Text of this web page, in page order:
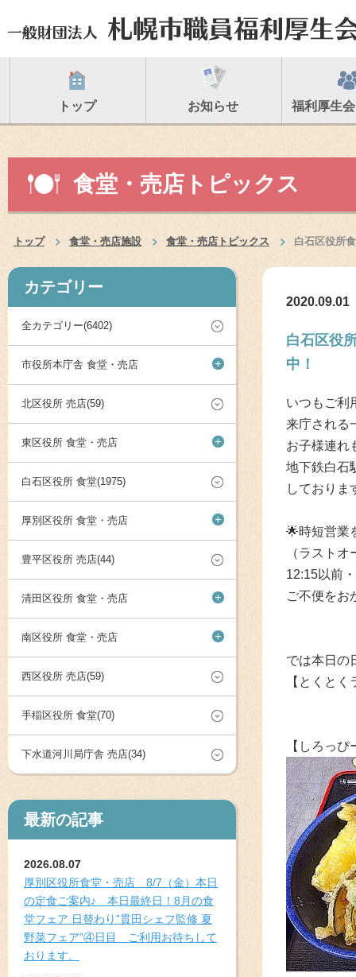
トップ お知らせ 福利厚生
食堂・売店トピックス
トップ 食堂・売店施設 食堂・売店トピックス 白石区役所
カテゴリー
全カテゴリー(6402)
市役所本庁舎 食堂・売店 +
北区役所 売店(59)
東区役所 食堂・売店 +
白石区役所 食堂(1975)
厚別区役所 食堂・売店 +
豊平区役所 売店(44)
清田区役所 食堂・売店 +
南区役所 食堂・売店 +
西区役所 売店(59)
手稲区役所 食堂(70)
下水道河川局庁舎 売店(34)
最新の記事
2026.08.07
厚別区役所食堂・売店 8/7（金）本日
の定食ご案内♪ 本日最終日！8月の食
堂フェア 日替わり”貫田シェフ監修 夏
野菜フェア”④日目 ご利用お待ちして
おります。
2020.09.01
白石区役
中！
いつもご利
来庁される
お子様連れ
地下鉄白石
しておりま
🌟時短営業
（ラスト
12:15以前
ご不便をお
では本日の
【とくとく
【しろっ